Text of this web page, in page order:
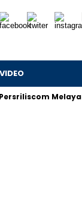
VIDEO
Melayani